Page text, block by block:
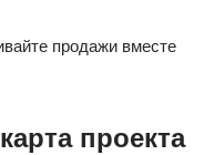
продажи вместе
проекта